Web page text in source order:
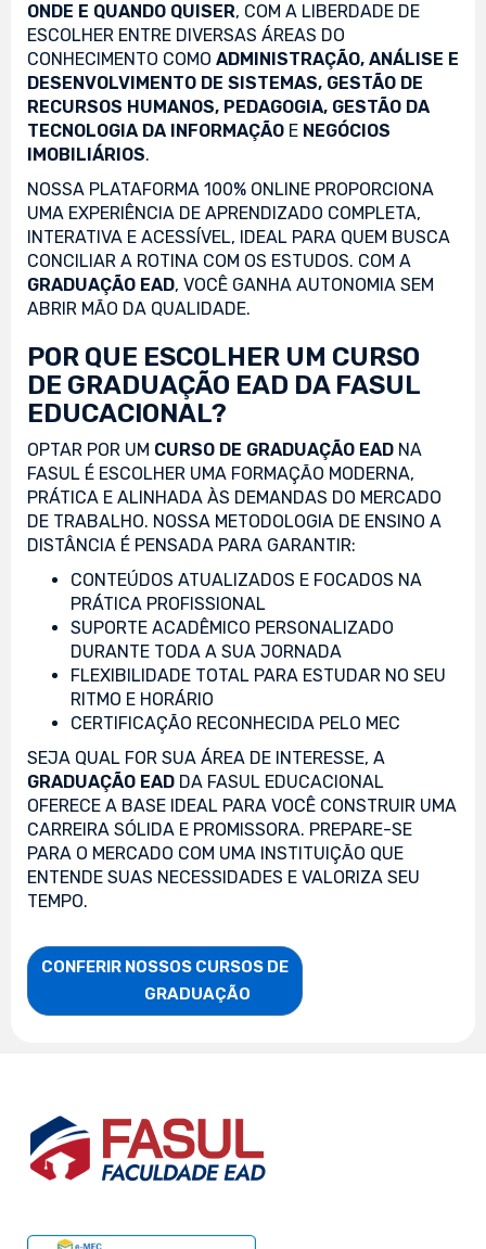
ONDE E QUANDO QUISER, COM A LIBERDADE DE
ESCOLHER ENTRE DIVERSAS ÁREAS DO
CONHECIMENTO COMO ADMINISTRAÇÃO, ANÁLISE E
DESENVOLVIMENTO DE SISTEMAS, GESTÃO DE
RECURSOS HUMANOS, PEDAGOGIA, GESTÃO DA
TECNOLOGIA DA INFORMAÇÃO E NEGÓCIOS
IMOBILIÁRIOS.
NOSSA PLATAFORMA 100% ONLINE PROPORCIONA
UMA EXPERIÊNCIA DE APRENDIZADO COMPLETA,
INTERATIVA E ACESSÍVEL, IDEAL PARA QUEM BUSCA
CONCILIAR A ROTINA COM OS ESTUDOS. COM A
GRADUAÇÃO EAD, VOCÊ GANHA AUTONOMIA SEM
ABRIR MÃO DA QUALIDADE.
POR QUE ESCOLHER UM CURSO
DE GRADUAÇÃO EAD DA FASUL
EDUCACIONAL?
OPTAR POR UM CURSO DE GRADUAÇÃO EAD NA
FASUL É ESCOLHER UMA FORMAÇÃO MODERNA,
PRÁTICA E ALINHADA ÀS DEMANDAS DO MERCADO
DE TRABALHO. NOSSA METODOLOGIA DE ENSINO A
DISTÂNCIA É PENSADA PARA GARANTIR:
CONTEÚDOS ATUALIZADOS E FOCADOS NA
PRÁTICA PROFISSIONAL
SUPORTE ACADÊMICO PERSONALIZADO
DURANTE TODA A SUA JORNADA
FLEXIBILIDADE TOTAL PARA ESTUDAR NO SEU
RITMO E HORÁRIO
CERTIFICAÇÃO RECONHECIDA PELO MEC
SEJA QUAL FOR SUA ÁREA DE INTERESSE, A
GRADUAÇÃO EAD DA FASUL EDUCACIONAL
OFERECE A BASE IDEAL PARA VOCÊ CONSTRUIR UMA
CARREIRA SÓLIDA E PROMISSORA. PREPARE-SE
PARA O MERCADO COM UMA INSTITUIÇÃO QUE
ENTENDE SUAS NECESSIDADES E VALORIZA SEU
TEMPO.
CONFERIR NOSSOS CURSOS DE
                    GRADUAÇÃO